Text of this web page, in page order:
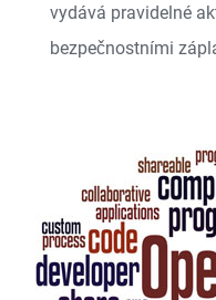
vydává pravidelné
bezpečnostními